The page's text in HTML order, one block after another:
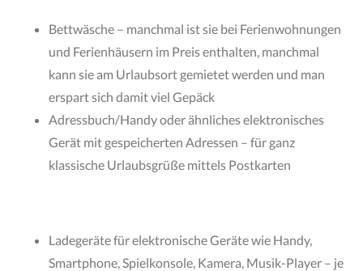
Bettwäsche – manchmal ist sie bei Ferienwohnungen
und Ferienhäusern im Preis enthalten, manchmal
kann sie am Urlaubsort gemietet werden und man
erspart sich damit viel Gepäck
Adressbuch/Handy oder ähnliches elektronisches
Gerät mit gespeicherten Adressen – für ganz
klassische Urlaubsgrüße mittels Postkarten
Ladegeräte für elektronische Geräte wie Handy,
Smartphone, Spielkonsole, Kamera, Musik-Player – je